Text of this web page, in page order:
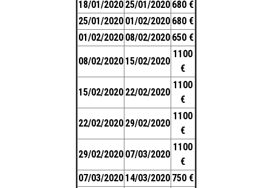
18/01/2020 25/01/2020 680 €
25/01/2020 01/02/2020 680 €
01/02/2020 08/02/2020 650 €
08/02/2020 15/02/2020
1100
€
15/02/2020 22/02/2020
1100
€
22/02/2020 29/02/2020
1100
€
29/02/2020 07/03/2020
1100
€
07/03/2020 14/03/2020 750 €